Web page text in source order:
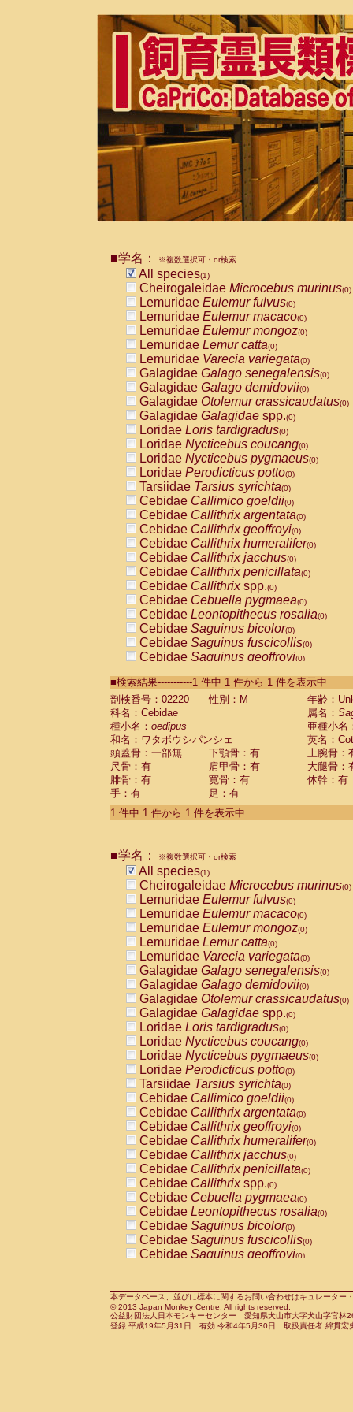
■学名： ※複数選択可・or検索
All species(1)
Cheirogaleidae Microcebus murinus(0)
Lemuridae Eulemur fulvus(0)
Lemuridae Eulemur macaco(0)
Lemuridae Eulemur mongoz(0)
Lemuridae Lemur catta(0)
Lemuridae Varecia variegata(0)
Galagidae Galago senegalensis(0)
Galagidae Galago demidovii(0)
Galagidae Otolemur crassicaudatus(0)
Galagidae Galagidae spp.(0)
Loridae Loris tardigradus(0)
Loridae Nycticebus coucang(0)
Loridae Nycticebus pygmaeus(0)
Loridae Perodicticus potto(0)
Tarsiidae Tarsius syrichta(0)
Cebidae Callimico goeldii(0)
Cebidae Callithrix argentata(0)
Cebidae Callithrix geoffroyi(0)
Cebidae Callithrix humeralifer(0)
Cebidae Callithrix jacchus(0)
Cebidae Callithrix penicillata(0)
Cebidae Callithrixspp.(0)
Cebidae Cebuella pygmaea(0)
Cebidae Leontopithecus rosalia(0)
Cebidae Saguinus bicolor(0)
Cebidae Saguinus fuscicollis(0)
Cebidae Saguinus geoffroyi(0)
CebidaeSaguinus labiatus(0)
Cebidae Saguinus leucopus (0)
Cebidae
Cebidae
CebidaeSaguinus nigricollis (0)
Cebidae Saguinus oedipus
Cebidae Saguinus weddelli
Cebidae Saguinusspp.
Cebidae Aotus trivirgatus
Cebidae Cebus albifrons
CebidaeCebus nigrivittatus
CebidaeCebus
CebidaeSaimiri boliviensis(0)
CebidaeSaimiri sciureus(0)
AtelidaeAlouatta caraya(0)
AtelidaeAlouatta fusca(0)
AtelidaeAlouatta seniculus
AtelidaeAlouattaspp.(0)
AtelidaeAteles belzebuth(0)
AtelidaeAteles geoffroyi(0)
AtelidaeAteles paniscus(0)
AtelidaeAtelesspp.(0)
Atelidae Lagothrix lagothricha
AtelidaeLagothrix lagothricha cana
PitheciidaeCacajao calvus
PitheciidaeCallicebus cupreus
PitheciidaeCallicebus donacophilus
PitheciidaeCallicebus moloch
PitheciidaeCallicebus torquatus
PitheciidaeCallicebusspp.(0)
PitheciidaeChiropotes satanas(0)
PitheciidaePithecia monachus
PitheciidaePithecia pithecia(0)
CercopithecidaeCercocebus agilis
CercopithecidaeCercocebus
CercopithecidaeCercocebus
CercopithecidaeCercocebus
CercopithecidaeCercocebus
CercopithecidaeCercocebushybrid
CercopithecidaePapio anubis(0)
CercopithecidaePapio cynocephalus
CercopithecidaePapio hamadryas(0)
■検索結果-----------1 件中 1 件から 1 件を表示中
剖検番号：02220
性別：M
年齢：
科名：Cebidae
属名：
種小名： oedipus
亜種小名
和名：ワタボウシパンシェ
英名：
頭蓋骨：一部無
下顎骨：有
上腕骨：
尺骨：有
肩甲骨：有
大腿骨：
腓骨：有
寛骨：有
体幹：有
手：有
足：有
1 件中 1 件から 1 件を表示中
■学名： ※複数選択可・or検索
All species(1)
Cheirogaleidae Microcebus murinus(0)
Lemuridae Eulemur fulvus(0)
Lemuridae Eulemur macaco(0)
Lemuridae Eulemur mongoz(0)
Lemuridae Lemur catta(0)
Lemuridae Varecia variegata(0)
Galagidae Galago senegalensis(0)
Galagidae Galago demidovii(0)
Galagidae Otolemur crassicaudatus(0)
Galagidae Galagidae spp.(0)
Loridae Loris tardigradus(0)
Loridae Nycticebus coucang(0)
Loridae Nycticebus pygmaeus(0)
Loridae Perodicticus potto(0)
Tarsiidae Tarsius syrichta(0)
Cebidae Callimico goeldii(0)
Cebidae Callithrix argentata(0)
Cebidae Callithrix geoffroyi(0)
Cebidae Callithrix humeralifer(0)
Cebidae Callithrix jacchus(0)
Cebidae Callithrix penicillata(0)
Cebidae Callithrixspp.(0)
Cebidae Cebuella pygmaea(0)
Cebidae Leontopithecus rosalia(0)
Cebidae Saguinus bicolor(0)
Cebidae Saguinus fuscicollis(0)
Cebidae Saguinus geoffroyi(0)
CebidaeSaguinus leucopus(0)
CebidaeSaguinus midas(0)
Cebidae Saguinus mystax(0)
本データベース、並びに標本に関するお問い合わせはキュレータ
© 2013 Japan Monkey Centre. All rights reserved.
公益財団法人日本モンキーセンター 愛知県犬山市大字犬山字官
登録:平成19年5月31日 有効:令和4年5月30日 取扱責任者:綿貫宏